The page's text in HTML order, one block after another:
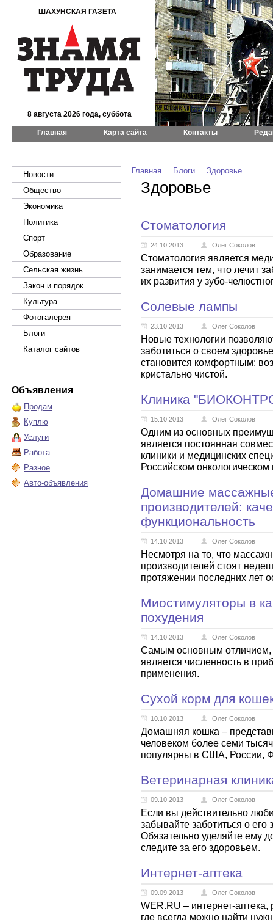
ШАХУНСКАЯ ГАЗЕТА
8 августа 2026 года, суббота
Главная Карта сайта Контакты
Новости
Общество
Экономика
Политика
Спорт
Образование
Сельская жизнь
Закон и порядок
Культура
Фотогалерея
Блоги
Каталог сайтов
Объявления
Продам
Куплю
Услуги
Работа
Разное
Авто-объявления
Главная Блоги Здоровье
Здоровье
Стоматология
24.10.2013 Олег Соколов
Стоматология является
занимается тем, что лечит
их развития у зубо-
Солевые лампы
23.10.2013 Олег Соколов
Новые технологии
заботиться о своем
становится комфортным:
кристально чистой.
Клиника
15.10.2013 Олег Соколов
Одним из основных
является постоянная
клиники и медицинских
Российском
Домашние
производителей:
функциональность
14.10.2013 Олег Соколов
Несмотря на то, что
производителей стоят
протяжении последних лет
Миостимуляторы в
похудения
14.10.2013 Олег Соколов
Самым основным отличием,
является численность в
применения.
Сухой корм для
10.10.2013 Олег Соколов
Домашняя кошка –
человеком более семи
популярны в США, России,
Ветеринарная
09.10.2013 Олег Соколов
Если вы действительно
забывайте заботиться о его
Обязательно уделяйте ему
следите за его здоровьем.
Интернет-аптека
09.09.2013 Олег Соколов
WER.RU – интернет-
где всегда можно найти